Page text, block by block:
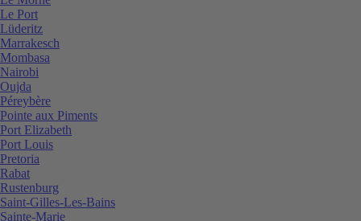
Le Port
Lüderitz
Marrakesch
Mombasa
Nairobi
Oujda
Péreybère
Pointe aux Piments
Port Elizabeth
Port Louis
Pretoria
Rabat
Rustenburg
Saint-Gilles-Les-Bains
Sainte-Marie